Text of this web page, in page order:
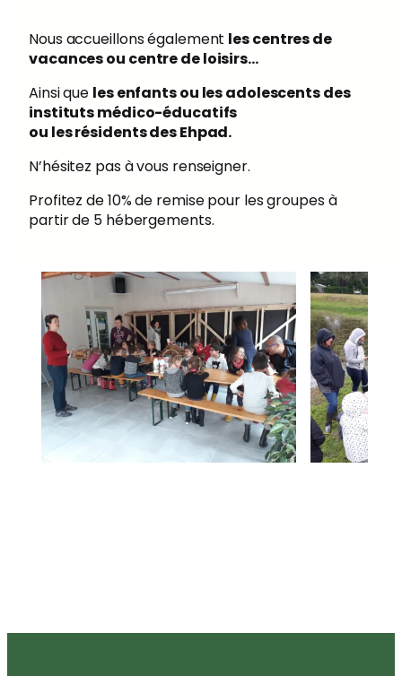
Nous accueillons également les centres de
vacances ou centre de loisirs…
Ainsi que les enfants ou les adolescents des
instituts médico-éducatifs
ou les résidents des Ehpad.
N’hésitez pas à vous renseigner.
Profitez de 10% de remise pour les groupes à
partir de 5 hébergements.